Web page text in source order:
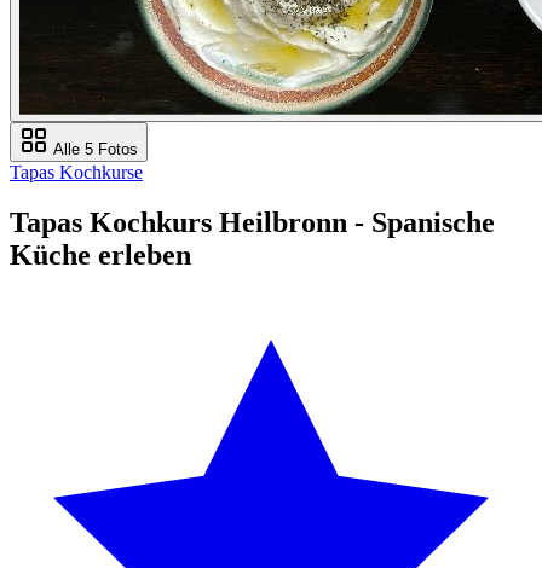
Alle 5 Fotos
Tapas Kochkurse
Tapas Kochkurs Heilbronn - Spanische
Küche erleben